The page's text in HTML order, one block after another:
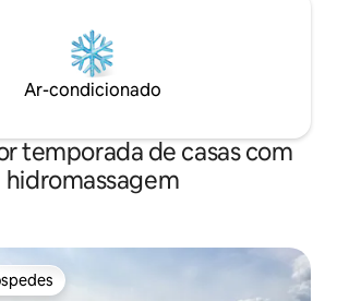
Ar-condicionado
temporada de casas com
hidromassagem